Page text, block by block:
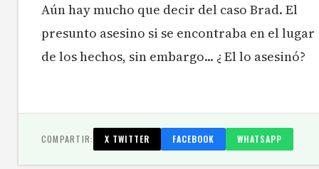
Aún hay mucho que decir del caso Brad. El
presunto asesino si se encontraba en el lugar
de los hechos, sin embargo... ¿ El lo asesinó?
COMPARTIR: X TWITTER FACEBOOK WHATSAPP